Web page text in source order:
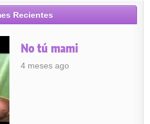
Recientes
No tú mami
4 meses ago